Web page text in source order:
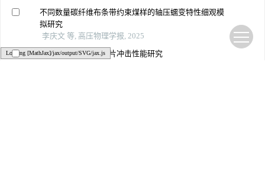
Loading [MathJax]/jax/output/SVG/jax.js
不同数量碳纤维布条带约束煤样的轴压蠕变特性细观模
拟研究
李庆文 等, 高压物理学报, 2025
碳纤维复合靶板抗破片冲击性能研究